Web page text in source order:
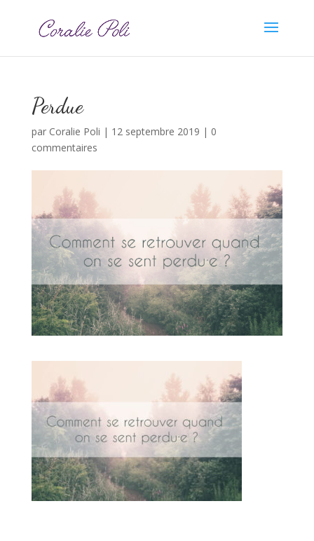
Perdue
par Coralie Poli | 12 septembre 2019 | 0
commentaires